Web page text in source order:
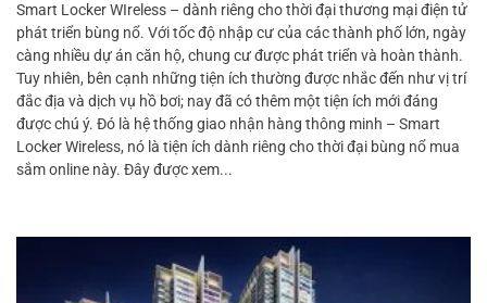
Smart Locker WIreless – dành riêng cho thời đại thương mại điện tử
phát triển bùng nổ. Với tốc độ nhập cư của các thành phố lớn, ngày
càng nhiều dự án căn hộ, chung cư được phát triển và hoàn thành.
Tuy nhiên, bên cạnh những tiện ích thường được nhắc đến như vị trí
đắc địa và dịch vụ hồ bơi; nay đã có thêm một tiện ích mới đáng
được chú ý. Đó là hệ thống giao nhận hàng thông minh – Smart
Locker Wireless, nó là tiện ích dành riêng cho thời đại bùng nổ mua
sắm online này. Đây được xem...